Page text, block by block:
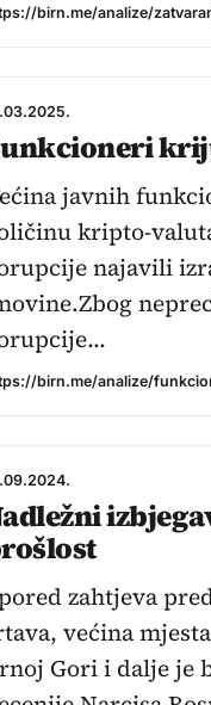
birn.me/analize/
javnih
kripto-
najavili
birn.me/analize/
zahtjeva
većina
Gori i dalje je